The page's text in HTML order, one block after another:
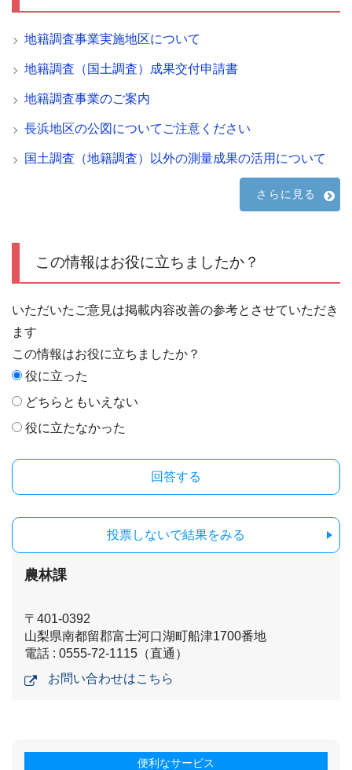
地籍調査事業実施地区について
地籍調査（国土調査）成果交付申請書
地籍調査事業のご案内
長浜地区の公図についてご注意ください
国土調査（地籍調査）以外の測量成果の活用について
さらに見る
この情報はお役に立ちましたか？
いただいたご意見は掲載内容改善の参考とさせていただき
ます
この情報はお役に立ちましたか？
役に立った
どちらともいえない
役に立たなかった
投票しないで結果をみる
農林課
〒401-0392
山梨県南都留郡富士河口湖町船津1700番地
電話 : 0555-72-1115（直通）
お問い合わせはこちら
便利なサービス